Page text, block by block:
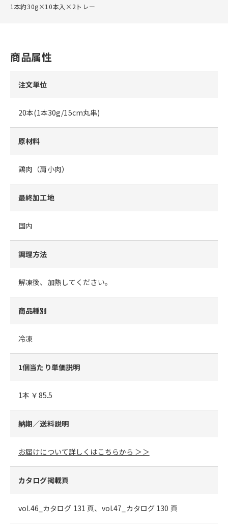
1本約30g×10本入×2トレー
商品属性
注文単位
20本(1本30g/15cm丸串)
原材料
鶏肉（肩小肉）
最終加工地
国内
調理方法
解凍後、加熱してください。
商品種別
冷凍
1個当たり単価説明
1本 ￥85.5
納期／送料説明
お届けについて詳しくはこちらから ＞＞
カタログ掲載頁
vol.46_カタログ 131 頁、vol.47_カタログ 130 頁